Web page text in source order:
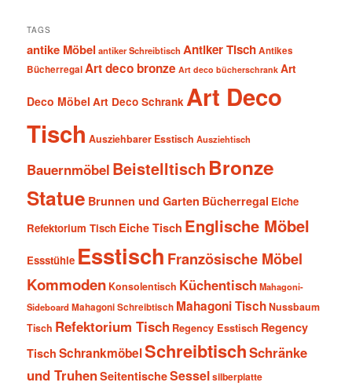
TAGS
antike Möbel antiker Schreibtisch Antiker TischAntikes
BücherregalArt deco bronze Art deco bücherschrank Art
Deco Möbel Art Deco Schrank Art Deco
Tisch Ausziehbarer Esstisch Ausziehtisch
Bauernmöbel Beistelltisch Bronze
Statue Brunnen und Garten Bücherregal Eiche
Refektorium Tisch Eiche Tisch Englische Möbel
Essstühle Esstisch Französische Möbel
Kommoden Konsolentisch Küchentisch Mahagoni-
SideboardMahagoni Schreibtisch Mahagoni TischNussbaum
Tisch Refektorium Tisch Regency Esstisch Regency
Tisch SchrankmöbelSchreibtischSchränke
und TruhenSeitentischeSesselsilberplatte